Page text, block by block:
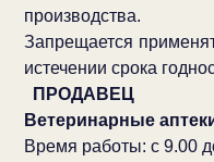
производства.
Запрещается
истечении срока
ПРОДАВЕЦ
Ветеринарные
Время работы: с 9.00